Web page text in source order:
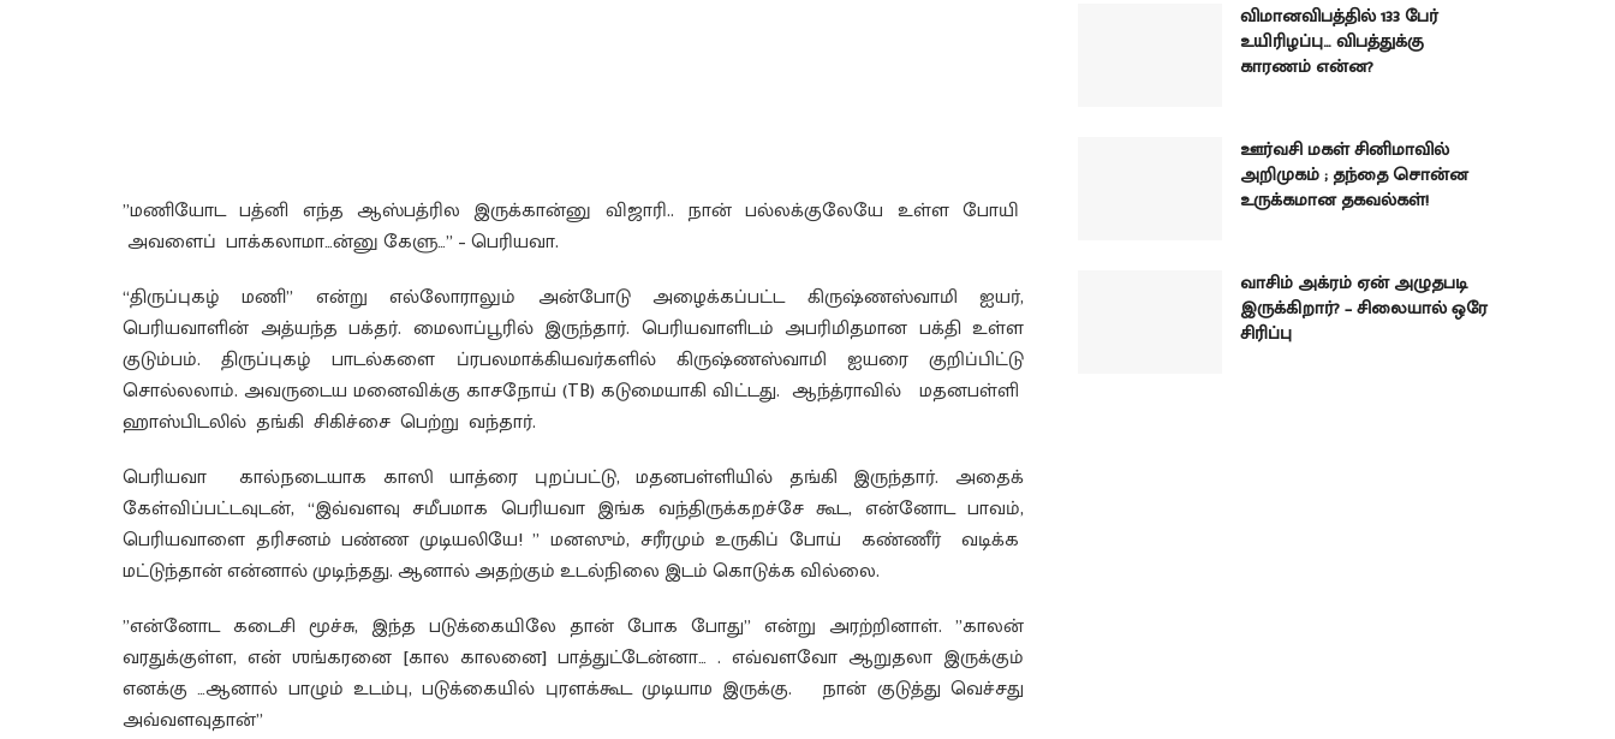
”மணியோட பத்னி எந்த ஆஸ்பத்ரில இருக்கான்னு விஜாரி.. நான் பல்லக்குலேயே உள்ள போயி
அவளைப் பாக்கலாமா…ன்னு கேளு…” – பெரியவா.
“திருப்புகழ் மணி” என்று எல்லோராலும் அன்போடு அழைக்கப்பட்ட கிருஷ்ணஸ்வாமி ஐயர்,
பெரியவாளின் அத்யந்த பக்தர். மைலாப்பூரில் இருந்தார். பெரியவாளிடம் அபரிமிதமான பக்தி உள்ள
குடும்பம். திருப்புகழ் பாடல்களை ப்ரபலமாக்கியவர்களில் கிருஷ்ணஸ்வாமி ஐயரை குறிப்பிட்டு
சொல்லலாம். அவருடைய மனைவிக்கு காசநோய் (TB) கடுமையாகி விட்டது. ஆந்த்ராவில் மதனபள்ளி
ஹாஸ்பிடலில் தங்கி சிகிச்சை பெற்று வந்தார்.
பெரியவா கால்நடையாக காஸி யாத்ரை புறப்பட்டு, மதனபள்ளியில் தங்கி இருந்தார். அதைக்
கேள்விப்பட்டவுடன், “இவ்வளவு சமீபமாக பெரியவா இங்க வந்திருக்கறச்சே கூட, என்னோட பாவம்,
பெரியவாளை தரிசனம் பண்ண முடியலியே! ” மனஸும், சரீரமும் உருகிப் போய் கண்ணீர் வடிக்க
மட்டுந்தான் என்னால் முடிந்தது. ஆனால் அதற்கும் உடல்நிலை இடம் கொடுக்க வில்லை.
”என்னோட கடைசி மூச்சு, இந்த படுக்கையிலே தான் போக போது” என்று அரற்றினாள். ”காலன்
வரதுக்குள்ள, என் ஶங்கரனை [கால காலனை] பாத்துட்டேன்னா… . எவ்வளவோ ஆறுதலா இருக்கும்
எனக்கு …ஆனால் பாழும் உடம்பு, படுக்கையில் புரளக்கூட முடியாம இருக்கு. நான் குடுத்து வெச்சது
அவ்வளவுதான்”
விமானவிபத்தில் 133 பேர்
உயிரிழப்பு… விபத்துக்கு
காரணம் என்ன?
ஊர்வசி மகள் சினிமாவில்
அறிமுகம் ; தந்தை சொன்ன
உருக்கமான தகவல்கள்!
வாசிம் அக்ரம் ஏன் அழுதபடி
இருக்கிறார்? – சிலையால் ஒரே
சிரிப்பு